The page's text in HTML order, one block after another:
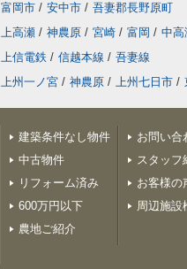
富岡市 / 安中市 / 吾妻郡長野原町
上高瀬 / 神農原 / 宮崎 / 富岡 / 中高
上信電鉄 / 信越本線 / 吾妻線
上州一ノ宮 / 神農原 / 上州七日市 /
建築条件なし物件
中古物件
リフォーム済み
600万円以下
農地ご紹介
お問い合
スタッフ
お客様の
周辺施設